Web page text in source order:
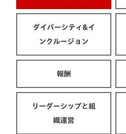
ダイバーシティ&イ
ンクルージョン
報酬
リーダーシップと組
織運営